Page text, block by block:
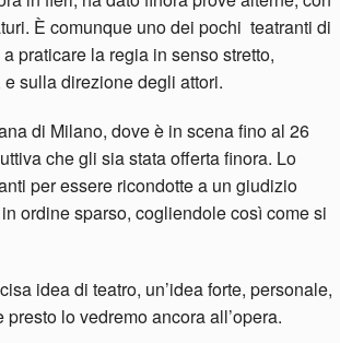
È comunque uno dei pochi teatranti di
praticare la regia in senso stretto,
sulla direzione degli attori.
di Milano, dove è in scena fino al 26
che gli sia stata offerta finora. Lo
per essere ricondotte a un giudizio
ordine sparso, cogliendole così come si
idea di teatro, un’idea forte, personale,
lo vedremo ancora all’opera.